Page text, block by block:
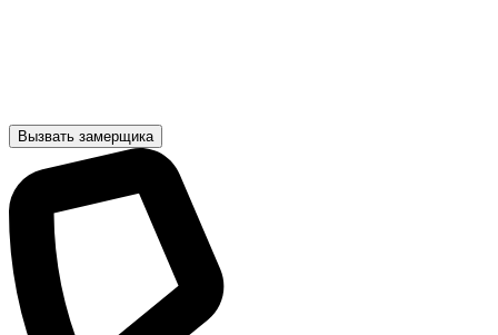
Вызвать замерщика